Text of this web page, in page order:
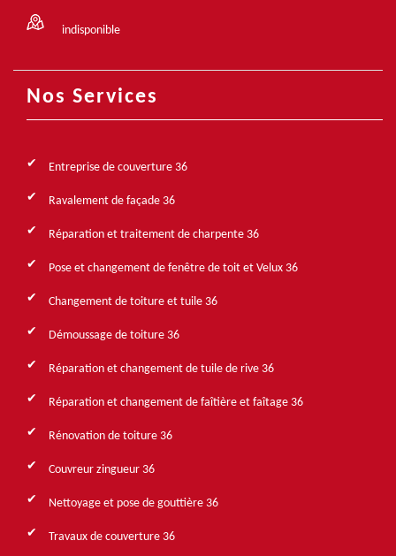
indisponible
Nos Services
Entreprise de couverture 36
Ravalement de façade 36
Réparation et traitement de charpente 36
Pose et changement de fenêtre de toit et Velux 36
Changement de toiture et tuile 36
Démoussage de toiture 36
Réparation et changement de tuile de rive 36
Réparation et changement de faîtière et faîtage 36
Rénovation de toiture 36
Couvreur zingueur 36
Nettoyage et pose de gouttière 36
Travaux de couverture 36